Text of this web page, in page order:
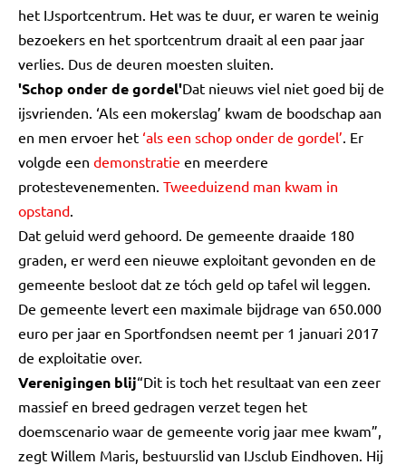
het IJsportcentrum. Het was te duur, er waren te weinig
bezoekers en het sportcentrum draait al een paar jaar
verlies. Dus de deuren moesten sluiten.
'Schop onder de gordel'Dat nieuws viel niet goed bij de
ijsvrienden. ‘Als een mokerslag’ kwam de boodschap aan
en men ervoer het ‘als een schop onder de gordel’. Er
volgde een demonstratie en meerdere
protestevenementen. Tweeduizend man kwam in
opstand.
Dat geluid werd gehoord. De gemeente draaide 180
graden, er werd een nieuwe exploitant gevonden en de
gemeente besloot dat ze tóch geld op tafel wil leggen.
De gemeente levert een maximale bijdrage van 650.000
euro per jaar en Sportfondsen neemt per 1 januari 2017
de exploitatie over.
Verenigingen blij“Dit is toch het resultaat van een zeer
massief en breed gedragen verzet tegen het
doemscenario waar de gemeente vorig jaar mee kwam”,
zegt Willem Maris, bestuurslid van IJsclub Eindhoven. Hij